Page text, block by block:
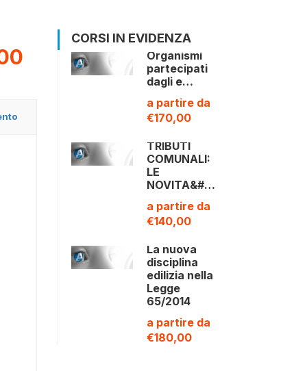
CORSI IN EVIDENZA
Organismi
partecipati
dagli e…
a partire da
€170,00
TRIBUTI
COMUNALI:
LE
NOVITA&#…
a partire da
€140,00
La nuova
disciplina
edilizia nella
Legge
65/2014
a partire da
€180,00